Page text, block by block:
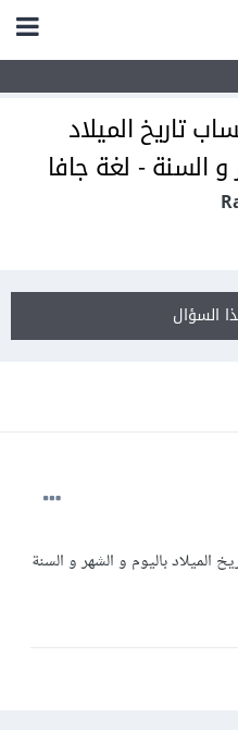
تاريخ الميلاد
السنة - لغة جافا
السؤال
الميلاد باليوم و الشهر و السنة